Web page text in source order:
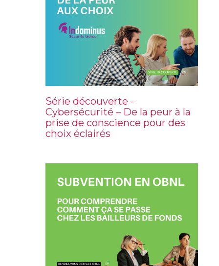
Série découverte -
Cybersécurité – De la peur à la
prise de conscience pour des
choix éclairés